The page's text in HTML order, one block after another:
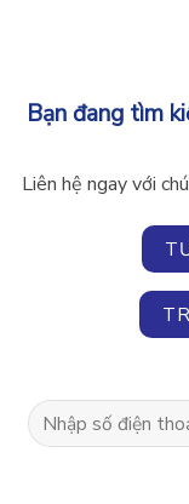
Bạn đang tìm
Liên hệ ngay với